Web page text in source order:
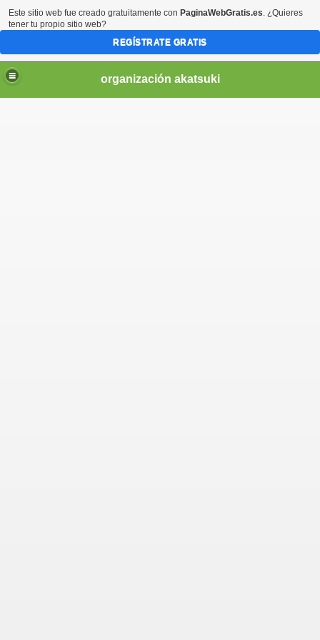
organización akatsuki
Este sitio web fue creado gratuitamente con PaginaWebGratis.es. ¿Quieres
tener tu propio sitio web?
REGÍSTRATE GRATIS